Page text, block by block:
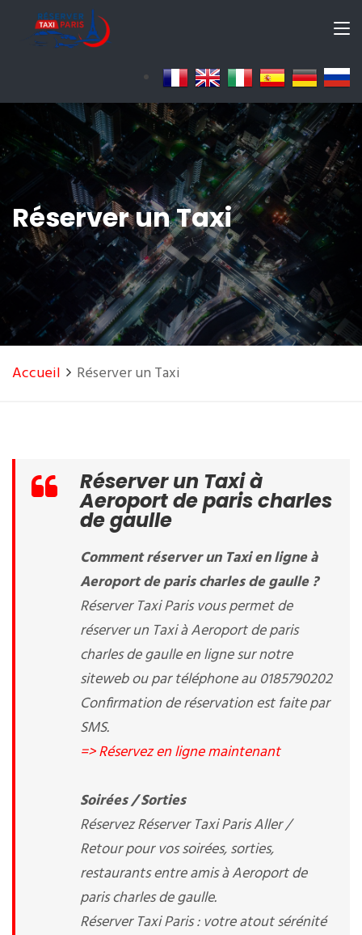
Réserver un Taxi
Accueil Réserver un Taxi
Réserver un Taxi à
Aeroport de paris charles
de gaulle
Comment réserver un Taxi en ligne à
Aeroport de paris charles de gaulle ?
Réserver Taxi Paris vous permet de
réserver un Taxi à Aeroport de paris
charles de gaulle en ligne sur notre
siteweb ou par téléphone au 0185790202
Confirmation de réservation est faite par
SMS.
=> Réservez en ligne maintenant
Soirées / Sorties
Réservez Réserver Taxi Paris Aller /
Retour pour vos soirées, sorties,
restaurants entre amis à Aeroport de
paris charles de gaulle.
Réserver Taxi Paris : votre atout sérénité